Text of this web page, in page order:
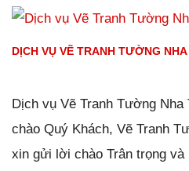
DỊCH VỤ VẼ TRANH TƯỜNG
Dịch vụ Vẽ Tranh Tường
chào Quý Khách, Vẽ Tranh
xin gửi lời chào Trân trọng